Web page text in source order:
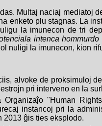
Multaj naciaj mediatoj
enketo plu stagnas. La
la imunecon de tri
intenca hommurdo
nuligi la imunecon, kion
alvoke de proksimuloj
pri interveno en la
"Human
instancoj pri la
2013 ĝis ties eksplodo.